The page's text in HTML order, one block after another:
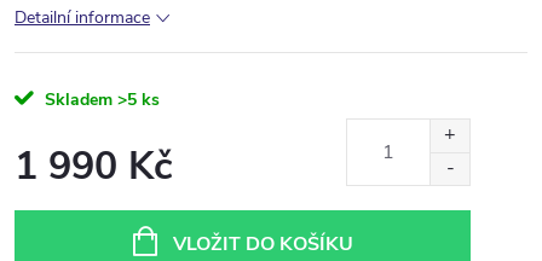
Detailní informace
Skladem >5 ks
1 990 Kč
VLOŽIT DO KOŠÍKU